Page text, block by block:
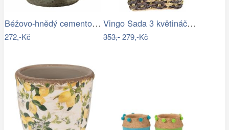
Béžovo-hnědý cementový květináč Mosse -…
272,-Kč
Vingo Sada 3 květináčů z vodního…
353,-279,-Kč